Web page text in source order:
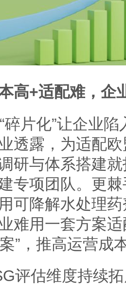
高+适配难，企
碎片化”让企业
透露，为适配
研与体系搭建
专项团队。更
可降解水处理
难用一套方案
”，推高运营成
评估维度持续